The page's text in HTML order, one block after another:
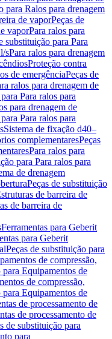
para Ralos para drenagem
de vaporPeças de
vaporPara ralos para
substituição para Para
sPara ralos para drenagem
Proteção contra
de emergênciaPeças de
ralos para drenagem de
Para ralos para
para drenagem de
Para ralos para
Sistema de fixação d40–
complementaresPeças
Para ralos para
para Para ralos para
de drenagem
Peças de substituição
de barreira de
de barreira de
Ferramentas para Geberit
para Geberit
Peças de substituição para
de compressão,
para Equipamentos de
de compressão,
para Equipamentos de
de processamento de
de processamento de
de substituição para
para